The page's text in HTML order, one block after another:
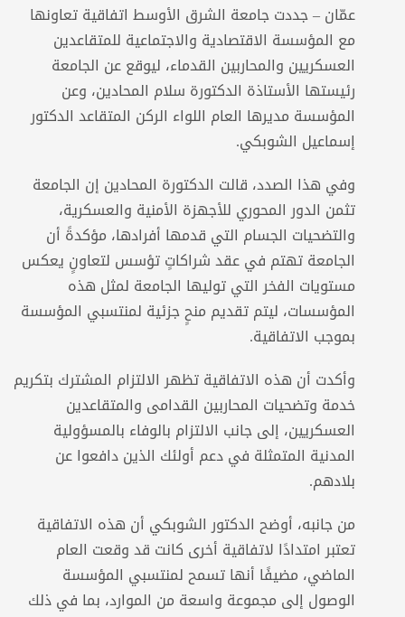
عمّان – جددت جامعة الشرق الأوسط اتفاقية تعاونها
مع المؤسسة الاقتصادية والاجتماعية للمتقاعدين
العسكريين والمحاربين القدماء، ليوقع عن الجامعة
رئيستها الأستاذة الدكتورة سلام المحادين، وعن
المؤسسة مديرها العام اللواء الركن المتقاعد الدكتور
إسماعيل الشوبكي.
وفي هذا الصدد، قالت الدكتورة المحادين إن الجامعة
تثمن الدور المحوري للأجهزة الأمنية والعسكرية،
والتضحيات الجسام التي قدمها أفرادها، مؤكدةً أن
الجامعة تهتم في عقد شراكاتٍ تؤسس لتعاونٍ يعكس
مستويات الفخر التي توليها الجامعة لمثل هذه
المؤسسات، ليتم تقديم منحٍ جزئية لمنتسبي المؤسسة
بموجب الاتفاقية.
وأكدت أن هذه الاتفاقية تظهر الالتزام المشترك بتكريم
خدمة وتضحيات المحاربين القدامى والمتقاعدين
العسكريين، إلى جانب الالتزام بالوفاء بالمسؤولية
المدنية المتمثلة في دعم أولئك الذين دافعوا عن
بلادهم.
من جانبه، أوضح الدكتور الشوبكي أن هذه الاتفاقية
تعتبر امتدادًا لاتفاقية أخرى كانت قد وقعت العام
الماضي، مضيفًا أنها تسمح لمنتسبي المؤسسة
الوصول إلى مجموعة واسعة من الموارد، بما في ذلك